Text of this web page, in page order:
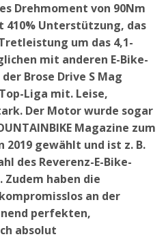
Drehmoment von 90Nm
Unterstützung, das
um das 4,1-
mit anderen E-Bike-
Brose Drive S Mag
Liga mit. Leise,
Der Motor wurde sogar
Magazine zum
2019 gewählt und ist z. B.
des Reverenz-E-Bike-
Zudem haben die
an der
perfekten,
absolut